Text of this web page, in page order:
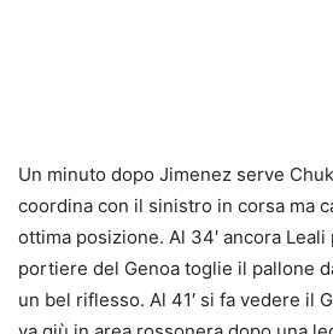
Un minuto dopo Jimenez serve
coordina con il sinistro in corsa ma
ottima posizione. Al 34′ ancora
portiere del Genoa toglie il pallone
un bel riflesso. Al 41′ si fa vedere il